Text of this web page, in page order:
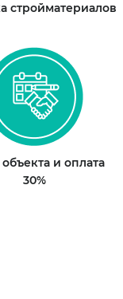
стройматериалов
и оплата
30%